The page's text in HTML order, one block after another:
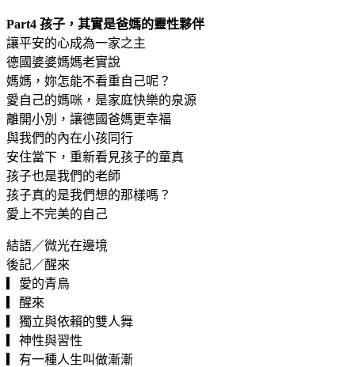
Part4 孩子，其實是爸媽的靈性夥伴
讓平安的心成為一家之主
德國婆婆媽媽老實說
媽媽，妳怎能不看重自己呢？
愛自己的媽咪，是家庭快樂的泉源
離開小別，讓德國爸媽更幸福
與我們的內在小孩同行
安住當下，重新看見孩子的童真
孩子也是我們的老師
孩子真的是我們想的那樣嗎？
愛上不完美的自己
結語／微光在邊境
後記／醒來
▎愛的青鳥
▎醒來
▎獨立與依賴的雙人舞
▎神性與習性
▎有一種人生叫做漸漸